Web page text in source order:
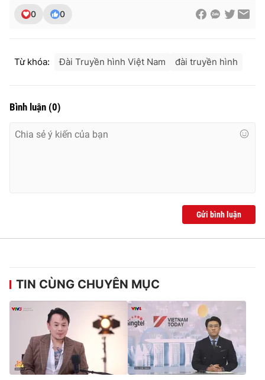
0 0
Từ khóa: Đài Truyền hình Việt Nam đài truyền hình
Bình luận (0)
Gửi bình luận
TIN CÙNG CHUYÊN MỤC